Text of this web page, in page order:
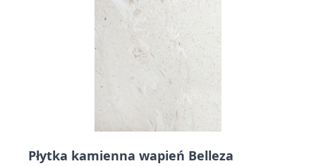
Płytka kamienna wapień Belleza